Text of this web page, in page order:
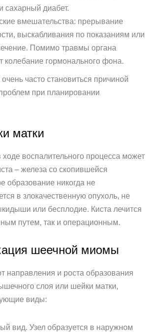
сахарный диабет.
вмешательства: прерывание
выскабливания по показаниям или
Помимо травмы органа
колебание гормонального фона.
часто становиться причиной
при планировании
матки
воспалительного процесса может
– железа со скопившейся
образование никогда не
в злокачественную опухоль, не
или бесплодие. Киста лечится
путем, так и операционным.
шеечной миомы
направления и роста образования
слоя или шейки матки,
виды:
вид. Узел образуется в наружном